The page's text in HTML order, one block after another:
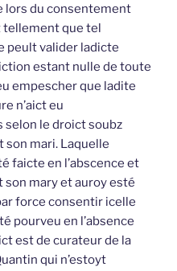
lors du consentement
que tel
peult valider ladicte
estant nulle de toute
empescher que ladite
n’aict eu
selon le droict soubz
son mari. Laquelle
faicte en l’abscence et
mary et auroy esté
force consentir icelle
pourveu en l’absence
est de curateur de la
qui n’estoyt